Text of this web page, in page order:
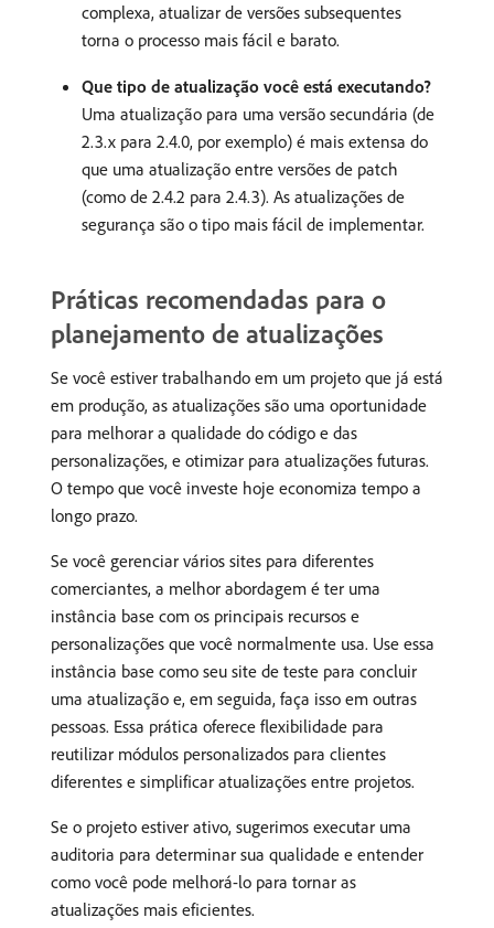
complexa, atualizar de versões subsequentes
torna o processo mais fácil e barato.
Que tipo de atualização você está executando?
Uma atualização para uma versão secundária (de
2.3.x para 2.4.0, por exemplo) é mais extensa do
que uma atualização entre versões de patch
(como de 2.4.2 para 2.4.3). As atualizações de
segurança são o tipo mais fácil de implementar.
Práticas recomendadas para o
planejamento de atualizações
Se você estiver trabalhando em um projeto que já está
em produção, as atualizações são uma oportunidade
para melhorar a qualidade do código e das
personalizações, e otimizar para atualizações futuras.
O tempo que você investe hoje economiza tempo a
longo prazo.
Se você gerenciar vários sites para diferentes
comerciantes, a melhor abordagem é ter uma
instância base com os principais recursos e
personalizações que você normalmente usa. Use essa
instância base como seu site de teste para concluir
uma atualização e, em seguida, faça isso em outras
pessoas. Essa prática oferece flexibilidade para
reutilizar módulos personalizados para clientes
diferentes e simplificar atualizações entre projetos.
Se o projeto estiver ativo, sugerimos executar uma
auditoria para determinar sua qualidade e entender
como você pode melhorá-lo para tornar as
atualizações mais eficientes.